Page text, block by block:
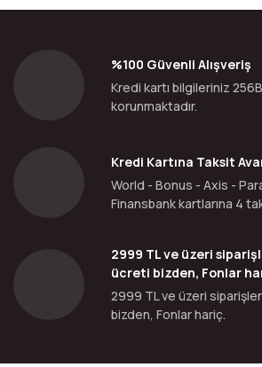
%100 Güvenli Alışveriş
Kredi kartı bilgileriniz
korunmaktadır.
Kredi Kartına Taksit
World - Bonus - Axis -
Finansbank kartlarına 4
2999 TL ve üzeri
ücreti bizden, Fonlar
2999 TL ve üzeri
bizden, Fonlar hariç.